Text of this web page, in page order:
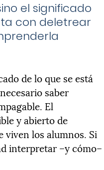
el significado
con deletrear
de lo que se está
saber
El
y abierto de
viven los alumnos. Si
interpretar –y cómo–